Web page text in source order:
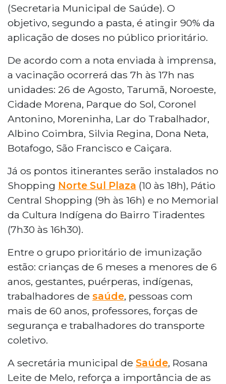
(Secretaria Municipal de Saúde). O
objetivo, segundo a pasta, é atingir 90% da
aplicação de doses no público prioritário.
De acordo com a nota enviada à imprensa,
a vacinação ocorrerá das 7h às 17h nas
unidades: 26 de Agosto, Tarumã, Noroeste,
Cidade Morena, Parque do Sol, Coronel
Antonino, Moreninha, Lar do Trabalhador,
Albino Coimbra, Silvia Regina, Dona Neta,
Botafogo, São Francisco e Caiçara.
Já os pontos itinerantes serão instalados no
Shopping Norte Sul Plaza (10 às 18h), Pátio
Central Shopping (9h às 16h) e no Memorial
da Cultura Indígena do Bairro Tiradentes
(7h30 às 16h30).
Entre o grupo prioritário de imunização
estão: crianças de 6 meses a menores de 6
anos, gestantes, puérperas, indígenas,
trabalhadores de saúde, pessoas com
mais de 60 anos, professores, forças de
segurança e trabalhadores do transporte
coletivo.
A secretária municipal de Saúde, Rosana
Leite de Melo, reforça a importância de as